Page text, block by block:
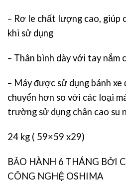
– Rơ le chất lượng cao, giúp
khi sử dụng
– Thân bình dày với tay nắm
– Máy được sử dụng bánh xe
chuyển hơn so với các loại
trường sử dụng chân cao su
24 kg ( 59×59 x29)
BẢO HÀNH 6 THÁNG BỞI
CÔNG NGHỆ OSHIMA